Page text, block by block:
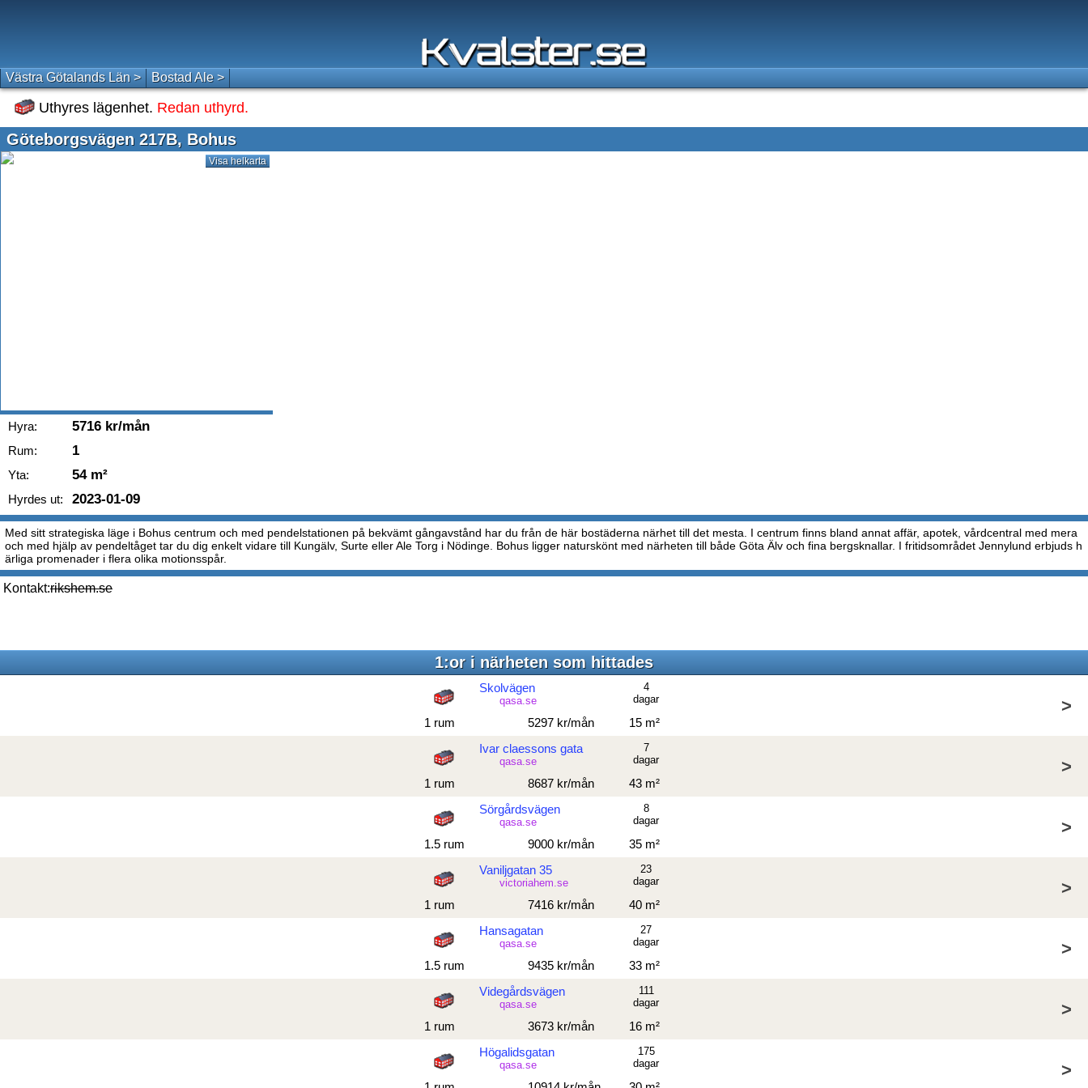
Västra Götalands Län > Bostad Ale >
Uthyres lägenhet. Redan uthyrd.
Göteborgsvägen 217B, Bohus
Visa helkarta
Hyra: 5716 kr/mån
Rum: 1
Yta: 54 m²
Hyrdes ut: 2023-01-09
Med sitt strategiska läge i Bohus centrum och med pendelstationen på bekvämt gångavstånd har du från de här bostäderna närhet till det mesta. I centrum finns bland annat affär, apotek, vårdcentral med mera
och med hjälp av pendeltåget tar du dig enkelt vidare till Kungälv, Surte eller Ale Torg i Nödinge. Bohus ligger naturskönt med närheten till både Göta Älv och fina bergsknallar. I fritidsområdet Jennylund erbjuds h
ärliga promenader i flera olika motionsspår.
Kontakt:rikshem.se
1:or i närheten som hittades
Skolvägen
qasa.se
1 rum 5297 kr/mån 15 m²
4
dagar
Ivar claessons gata
qasa.se
1 rum 8687 kr/mån 43 m²
7
dagar
Sörgårdsvägen
qasa.se
1.5 rum 9000 kr/mån 35 m²
8
dagar
Vaniljgatan 35
victoriahem.se
1 rum 7416 kr/mån 40 m²
23
dagar
Hansagatan
qasa.se
1.5 rum 9435 kr/mån 33 m²
27
dagar
Videgårdsvägen
qasa.se
1 rum 3673 kr/mån 16 m²
111
dagar
Högalidsgatan
qasa.se
175
dagar